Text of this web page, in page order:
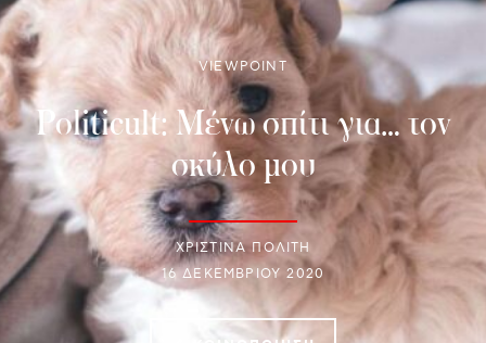
VIEWPOINT
Politicult: Mένω σπίτι για… τον
σκύλο μου
ΧΡΙΣΤΙΝΑ ΠΟΛΙΤΗ
16 ΔΕΚΕΜΒΡΊΟΥ 2020